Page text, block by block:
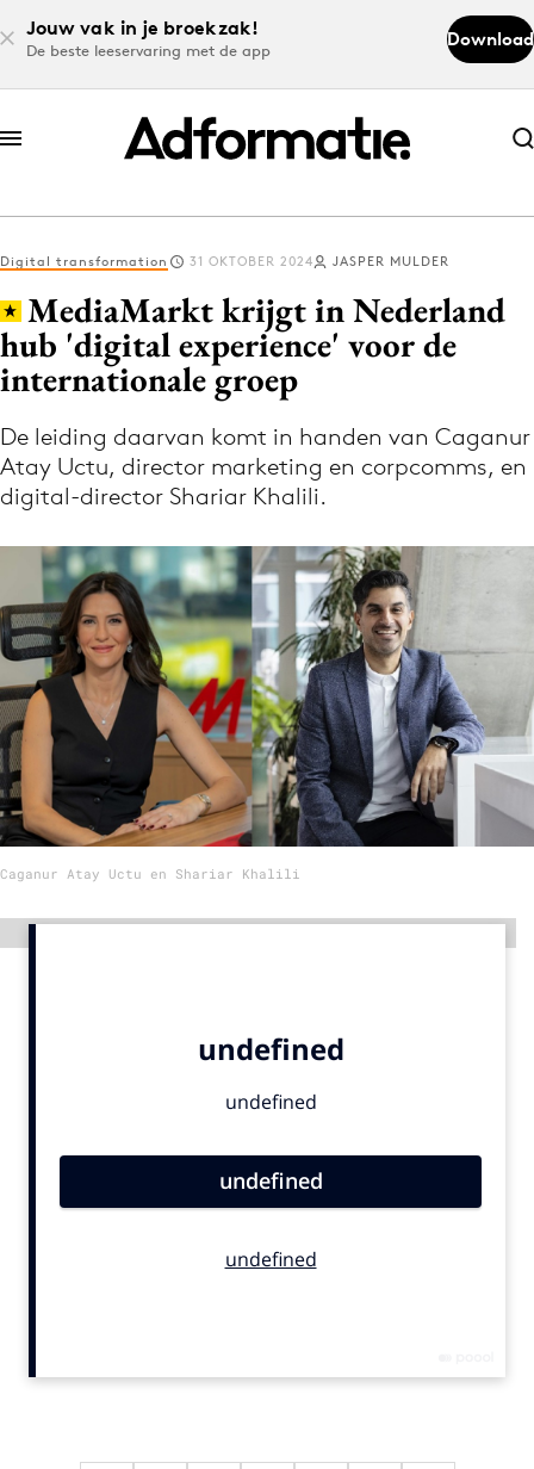
Jouw vak in je broekzak!
De beste leeservaring met de app
Download
Abonneer nu
Abonneer nu
Log in
Download de app
Volg het laatste nieuws via de Adformatie
Nieuws app
Menu
Home
9 sept: GenAI-training
12 nov: MarketingLive!
Adverteren
Events
Academy
Carriere
Contentmarketing
Digital transformation
Digital transformation 31 OKTOBER 2024 JASPER MULDER
MediaMarkt krijgt in Nederland
hub 'digital experience' voor de
internationale groep
De leiding daarvan komt in handen van Caganur
Atay Uctu, director marketing en corpcomms, en
digital-director Shariar Khalili.
Caganur Atay Uctu en Shariar Khalili